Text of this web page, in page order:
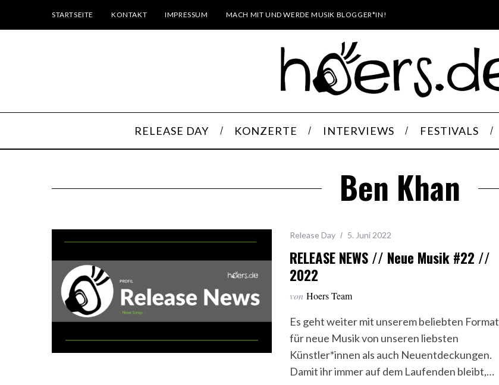
STARTSEITE KONTAKT IMPRESSUM MACH MIT UND WERDE MUSIK BLOGGER*IN!
RELEASE DAY KONZERTE INTERVIEWS FESTIVALS
Ben Khan
Release Day 5. Juni 2022
RELEASE NEWS // Neue Musik #22 //
2022
von Hoers Team
Es geht weiter mit unserem beliebten Format
für neue Musik von unseren liebsten
Künstler*innen als auch Neuentdeckungen.
Damit ihr immer auf dem Laufenden bleibt,…